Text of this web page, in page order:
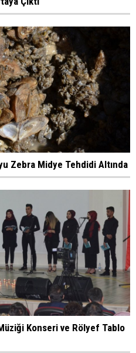
Zebra Midye Tehdidi Altında
Konseri ve Rölyef Tablo